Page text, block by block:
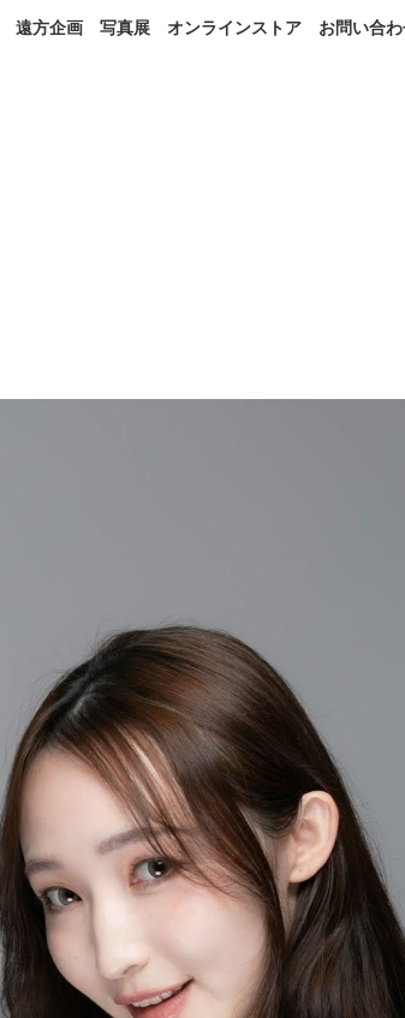
遠方企画 写真展 オンラインストア お問い合